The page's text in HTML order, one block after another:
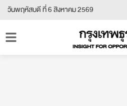
วันพฤหัสบดี ที่ 6 สิงหาคม 2569